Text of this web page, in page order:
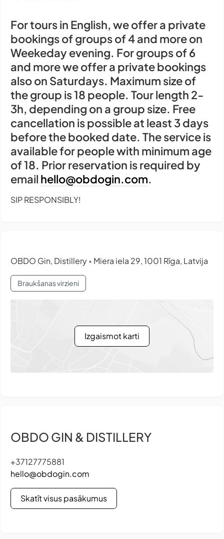
For tours in English, we offer a private
bookings of groups of 4 and more on
Weekeday evening. For groups of 6
and more we offer a private bookings
also on Saturdays. Maximum size of
the group is 18 people. Tour length 2-
3h, depending on a group size. Free
cancellation is possible at least 3 days
before the booked date. The service is
available for people with minimum age
of 18. Prior reservation is required by
email hello@obdogin.com.
SIP RESPONSIBLY!
OBDO Gin, Distillery • Miera iela 29, 1001 Rīga, Latvija
Braukšanas virzieni
Izgaismot karti
OBDO GIN & DISTILLERY
+37127775881
hello@obdogin.com
Skatīt visus pasākumus